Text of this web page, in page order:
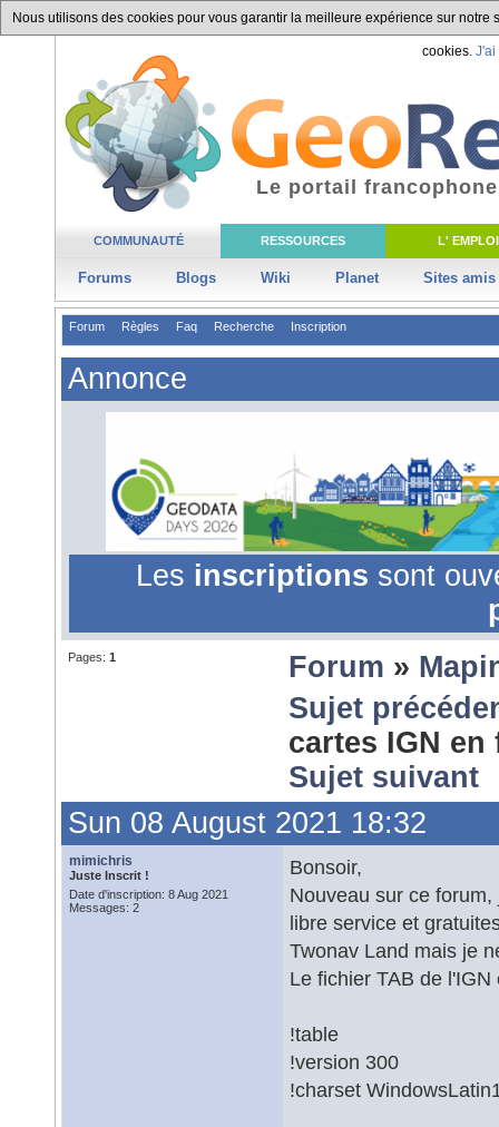
Nous utilisons des cookies pour vous garantir la meilleure expérience sur
cookies. J'ai
COMMUNAUTÉ RESSOURCES L' EMPLOI
Forums Blogs Wiki Planet Sites amis
Le portail
Forum Règles Faq Recherche Inscription
Annonce
Les inscriptions sont
Pages: 1 Forum »
Sujet
cartes IGN
Sujet suivant
Sun 08 August 2021 18:32
mimichris
Juste Inscrit !
Date d'inscription: 8 Aug 2021
Messages: 2
Bonsoir,
Nouveau sur ce
libre service et
Twonav Land mais je
Le fichier TAB de
!table
!version 300
!charset